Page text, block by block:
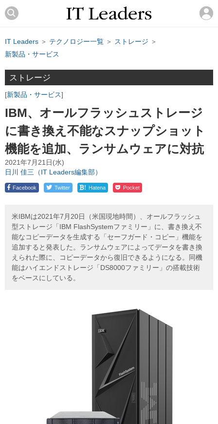
IT Leaders ＞ テクノロジー一覧 ＞ ストレージ ＞
新製品・サービス
ストレージ
新製品・サービス
IBM、オールフラッシュストレージ
に書き換え不能なスナップショット
機能を追加、ランサムウェアに対抗
2021年7月21日(水)
日川 佳三（IT Leaders編集部）
Facebook Twitter ! Hatena Pocket
米IBMは2021年7月20日（米国現地時間）、オールフラッシュ
型ストレージ「IBM FlashSystemファミリー」に、書き換え不
能なコピーデータを生成する「セーフガード・コピー」機能を
追加すると発表した。ランサムウェアによってデータを書き換
えられた際に、コピーデータから復旧できるようになる。同機
能はハイエンドストレージ「DS8000ファミリー」の搭載技術
をベースにしている。